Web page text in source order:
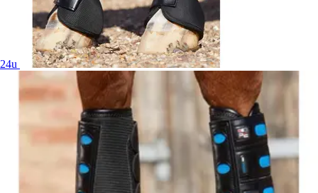
24u